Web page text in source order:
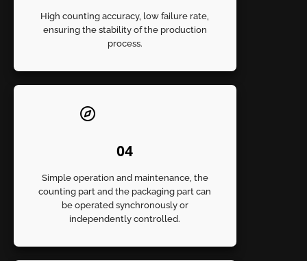
High counting accuracy, low failure rate,
ensuring the stability of the production
process.
04
Simple operation and maintenance, the
counting part and the packaging part can
be operated synchronously or
independently controlled.